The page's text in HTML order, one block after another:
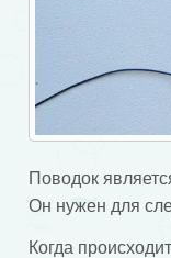
Поводок
Он нужен для
Когда